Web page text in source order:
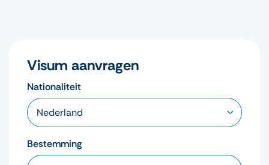
Visum aanvragen
Nationaliteit
Bestemming